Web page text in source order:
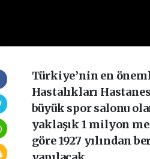
Türkiye’nin en
Hastalıkları
büyük spor salonu
yaklaşık 1 milyon
göre 1927 yılından